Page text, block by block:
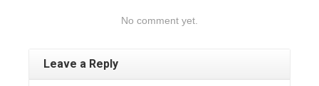
No comment yet.
Leave a Reply